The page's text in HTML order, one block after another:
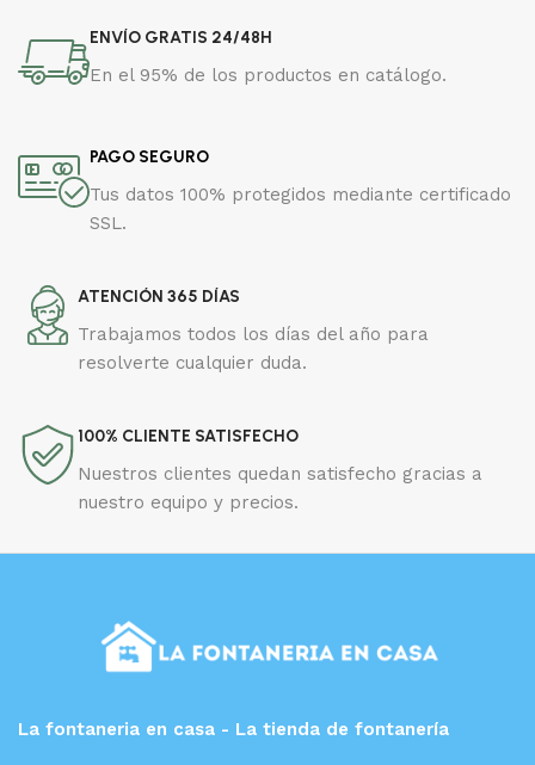
ENVÍO GRATIS 24/48H
En el 95% de los productos en catálogo.
PAGO SEGURO
Tus datos 100% protegidos mediante certificado
SSL.
ATENCIÓN 365 DÍAS
Trabajamos todos los días del año para
resolverte cualquier duda.
100% CLIENTE SATISFECHO
Nuestros clientes quedan satisfecho gracias a
nuestro equipo y precios.
La fontaneria en casa - La tienda de fontanería